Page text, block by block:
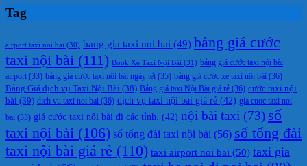
Tag
airport taxi noi bai (30) bang gia taxi noi bai (49) bảng giá cước
taxi nội bài (111) Book Xe Taxi Nội Bài (31) bảng giá cước taxi nội bài
airport (33) bảng giá cước taxi nội bài ngày tết (35) bảng giá cước xe taxi nội bài (36)
Bảng Giá dịch vụ Taxi Nội Bài (38) Bảng giá taxi Nội Bài giá rẻ (36) cước taxi nội
bài (39) dich vu taxi noi bai (36) dịch vụ taxi nội bài giá rẻ (42) gia cuoc taxi noi
bai (33) giá cước taxi nội bài đi các tỉnh. (42) nội bài taxi (73) số
taxi nội bài (106) số tổng đài taxi nội bài (56) số tổng đài
taxi nội bài giá rẻ (110) taxi airport noi bai (50) taxi gia